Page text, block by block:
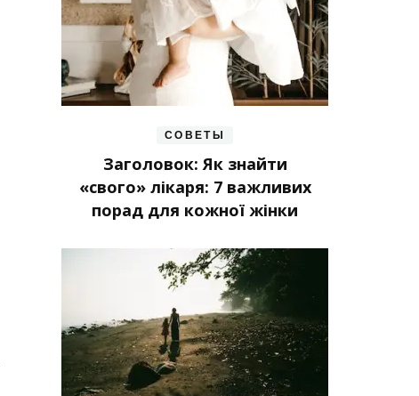
СОВЕТЫ
Заголовок: Як знайти
«свого» лікаря: 7 важливих
порад для кожної жінки